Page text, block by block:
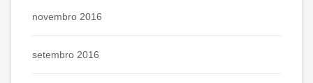
novembro 2016
setembro 2016